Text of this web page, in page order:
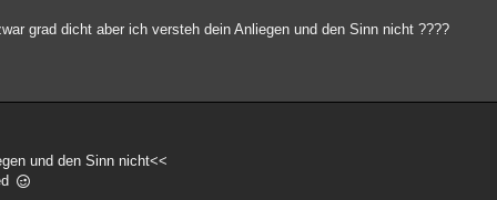
grad dicht aber ich versteh dein Anliegen und den Sinn nicht ????
und den Sinn nicht<<